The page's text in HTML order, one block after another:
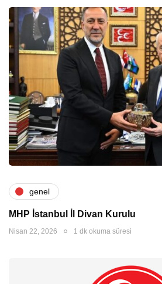
genel
MHP İstanbul İl Divan Kurulu
Nisan 22, 2026 1 dk okuma süresi